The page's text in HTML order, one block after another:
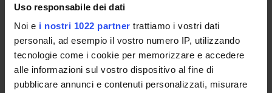
Uso responsabile dei dati
Noi e i nostri 1022 partner trattiamo i vostri dati
personali, ad esempio il vostro numero IP, utilizzando
tecnologie come i cookie per memorizzare e accedere
alle informazioni sul vostro dispositivo al fine di
pubblicare annunci e contenuti personalizzati, misurare
Orario lezioni
Piani didattici
Calendario esami
Bacheca avvisi
Proposte tesi e stage
Organi collegiali e di governo